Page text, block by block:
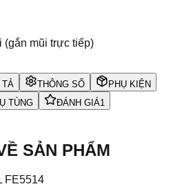
(gắn mũi trực tiếp)
TẢ THÔNG SỐ
PHỤ KIỆN
TÙNG ĐÁNH GIÁ1
SẢN PHẨM
FE5514